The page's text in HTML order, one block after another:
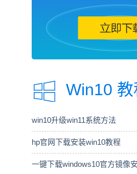
Win10 教
win10升级win11系统方法
hp官网下载安装win10教程
一键下载windows10官方镜像